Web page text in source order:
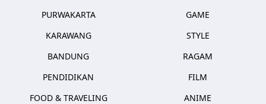
PURWAKARTA
KARAWANG
BANDUNG
PENDIDIKAN
FOOD & TRAVELING
GAME
STYLE
RAGAM
FILM
ANIME